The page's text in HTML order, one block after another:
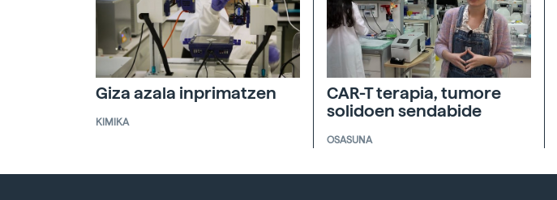
Giza azala inprimatzen
KIMIKA
CAR-T terapia, tumore
solidoen sendabide
OSASUNA